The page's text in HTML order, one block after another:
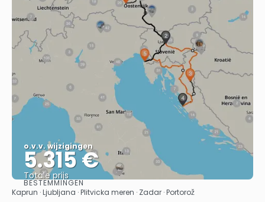
o.v.v. wijzigingen
5.315 €
Totale prijs
Bekijk
BESTEMMINGEN
Kaprun · Ljubljana · Plitvicka meren · Zadar · Portorož